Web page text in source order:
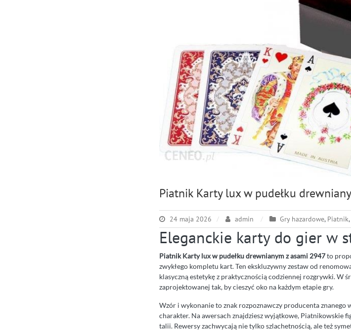
Piatnik Karty lux w pudełku
24 maja 2026 admin Gry hazardowe, Piatnik,
Eleganckie karty do gier w
Piatnik Karty lux w pudełku drewnianym z asami 2947to
zwykłego kompletu kart. Ten ekskluzywny zestaw od
klasyczną estetykę z praktycznością codziennej rozgrywki. W
zaprojektowanej tak, by cieszyć oko na każdym etapie gry.
Wzór i wykonanie to znak rozpoznawczy producenta znanego
charakter. Na awersach znajdziesz wyjątkowe, Piatnikowskie
talii. Rewersy zachwycają nie tylko szlachetnością, ale też